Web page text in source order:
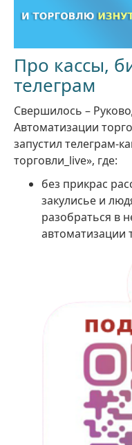
Про кассы,
телеграм
Свершилось –
Автоматизации
запустил телеграм-
торговли_live», где:
без прикрас
закулисье и
разобраться в
автоматизации